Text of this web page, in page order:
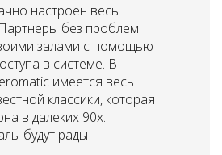
настроен весь
без проблем
залами с помощью
в системе. В
имеется весь
классики, которая
в далеких 90х.
будут рады